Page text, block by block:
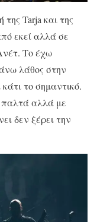
Tarja και της
εκεί αλλά σε
Το έχω
λάθος στην
το σημαντικό.
παλτά αλλά με
δεν ξέρει την